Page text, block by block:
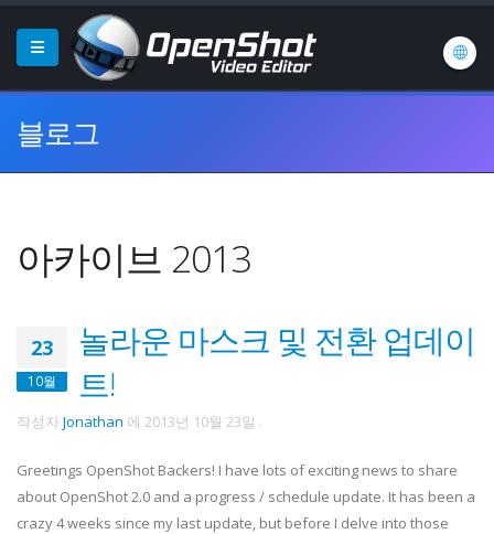
블로그
아카이브 2013
23
10월
놀라운 마스크 및 전환 업데이
트!
작성자Jonathan 에 2013년 10월 23일 .
Greetings OpenShot Backers! I have lots of exciting news to share
about OpenShot 2.0 and a progress / schedule update. It has been a
crazy 4 weeks since my last update, but before I delve into those